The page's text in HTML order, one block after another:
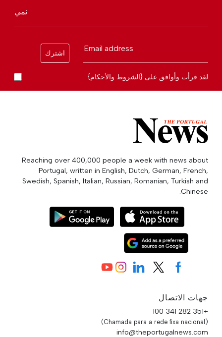
نمي
Email address
اشترك
لقد قرأت وأوافق على {الشروط والأحكام}
Reaching over 400,000 people a week with news about
Portugal, written in English, Dutch, German, French,
Swedish, Spanish, Italian, Russian, Romanian, Turkish and
Chinese.
جهات الاتصال
+351 282 341 100
(Chamada para a rede fixa nacional)
info@theportugalnews.com